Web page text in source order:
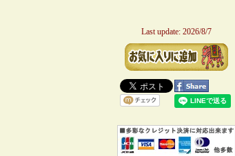
Last update: 2026/8/7